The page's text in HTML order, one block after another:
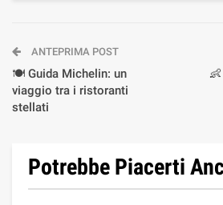
ANTEPRIMA POST
🍽️ Guida Michelin: un
viaggio tra i ristoranti
stellati
Potrebbe Piacerti